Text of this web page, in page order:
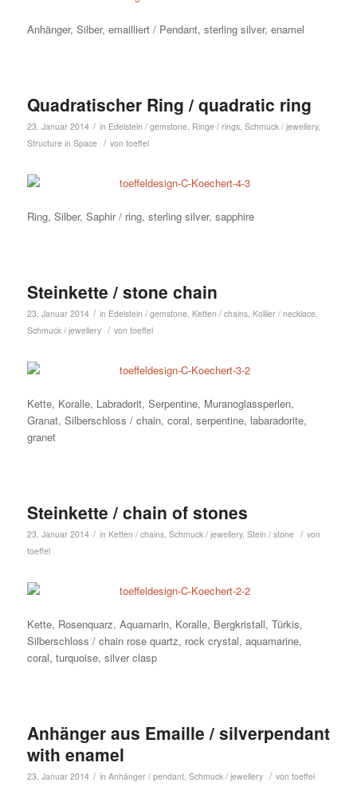
Anhänger, Silber, emailliert / Pendant, sterling silver, enamel
Quadratischer Ring / quadratic ring
23. Januar 2014 / in Edelstein / gemstone, Ringe / rings, Schmuck / jewellery,
Structure in Space / von toeffel
Ring, Silber, Saphir / ring, sterling silver, sapphire
Steinkette / stone chain
23. Januar 2014 / in Edelstein / gemstone, Ketten / chains, Kollier / necklace,
Schmuck / jewellery / von toeffel
Kette, Koralle, Labradorit, Serpentine, Muranoglassperlen,
Granat, Silberschloss / chain, coral, serpentine, labaradorite,
granet
Steinkette / chain of stones
23. Januar 2014 / in Ketten / chains, Schmuck / jewellery, Stein / stone / von
toeffel
Kette, Rosenquarz, Aquamarin, Koralle, Bergkristall, Türkis,
Silberschloss / chain rose quartz, rock crystal, aquamarine,
coral, turquoise, silver clasp
Anhänger aus Emaille / silverpendant
with enamel
23. Januar 2014 / in Anhänger / pendant, Schmuck / jewellery / von toeffel